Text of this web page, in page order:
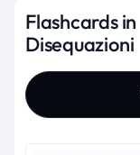
Flashcards in
Disequazioni